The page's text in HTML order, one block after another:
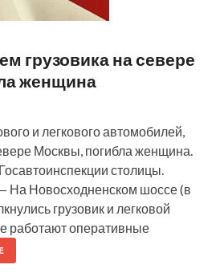
грузовика на севере
женщина
и легкового автомобилей,
Москвы, погибла женщина.
столицы.
На Новосходненском шоссе (в
грузовик и легковой
работают оперативные